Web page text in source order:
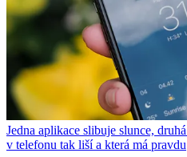
Jedna aplikace slibuje slunce,
v telefonu tak liší a která má pravdu